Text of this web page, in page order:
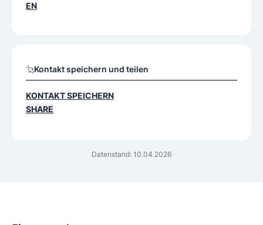
Datenstand: 10.04.2026
EN
Kontakt speichern und teilen
KONTAKT SPEICHERN
SHARE